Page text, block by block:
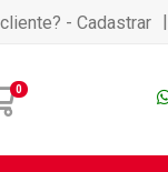
- Cadastrar |
0